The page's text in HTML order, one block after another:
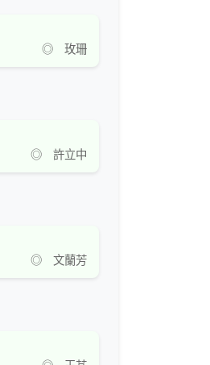
◎ 玫珊
◎ 許立中
◎ 文蘭芳